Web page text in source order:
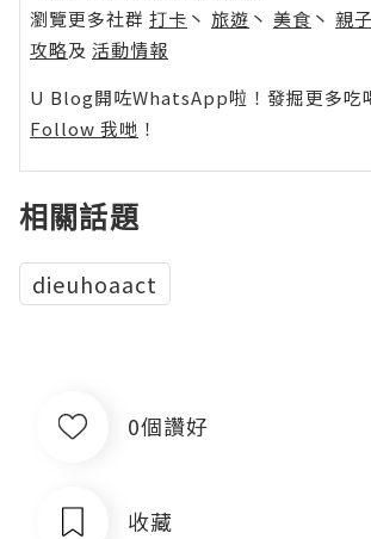
瀏覽更多社群 打卡 丶 旅遊 丶 美食 丶 親子
攻略及 活動情報
U Blog開咗WhatsApp啦！發掘更多吃
Follow 我哋 ！
相關話題
dieuhoaact
0個讚好
收藏